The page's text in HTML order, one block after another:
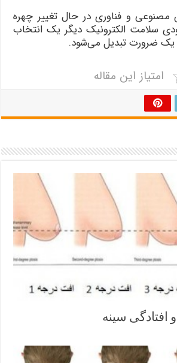
و فناوری در حال تغییر چهره
سلامت الکترونیک دیگر یک انتخاب
یک ضرورت تبدیل می‌شود.
امتیاز این مقاله
سینه